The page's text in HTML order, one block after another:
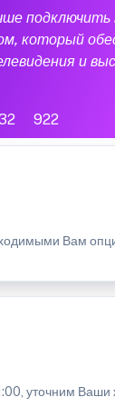
подключить
который
и
922
Вам
уточним Ваши